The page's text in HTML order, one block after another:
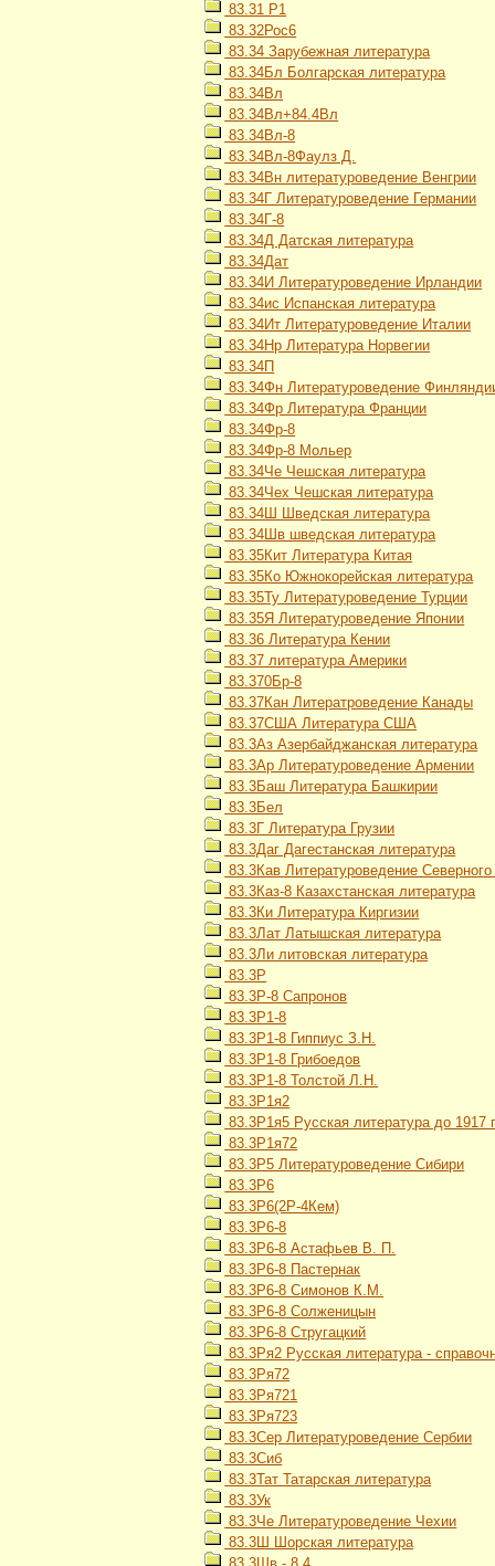
83.31 Р1
83.32Рос6
83.34 Зарубежная литература
83.34Бл Болгарская литература
83.34Вл
83.34Вл+84.4Вл
83.34Вл-8
83.34Вл-8Фаулз Д.
83.34Вн литературоведение Венгрии
83.34Г Литературоведение Германии
83.34Г-8
83.34Д Датская литература
83.34Дат
83.34И Литературоведение Ирландии
83.34ис Испанская литература
83.34Ит Литературоведение Италии
83.34Нр Литература Норвегии
83.34П
83.34Фн Литературоведение
83.34Фр Литература Франции
83.34Фр-8
83.34Фр-8 Мольер
83.34Че Чешская литература
83.34Чех Чешская литература
83.34Ш Шведская литература
83.34Шв шведская литература
83.35Кит Литература Китая
83.35Ко Южнокорейская литература
83.35Ту Литературоведение Турции
83.35Я Литературоведение Японии
83.36 Литература Кении
83.37 литература Америки
83.370Бр-8
83.37Кан Литератроведение Канады
83.37США Литература США
83.3Аз Азербайджанская литература
83.3Ар Литературоведение Армении
83.3Баш Литература Башкирии
83.3Бел
83.3Г Литература Грузии
83.3Даг Дагестанская литература
83.3Кав Литературоведение Северного
83.3Каз-8 Казахстанская литература
83.3Ки Литература Киргизии
83.3Лат Латышская литература
83.3Ли литовская литература
83.3Р
83.3Р-8 Сапронов
83.3Р1-8
83.3Р1-8 Гиппиус З.Н.
83.3Р1-8 Грибоедов
83.3Р1-8 Толстой Л.Н.
83.3Р1я2
83.3Р1я5 Русская литература до
83.3Р1я72
83.3Р5 Литературоведение Сибири
83.3Р6
83.3Р6(2Р-4Кем)
83.3Р6-8
83.3Р6-8 Астафьев В. П.
83.3Р6-8 Пастернак
83.3Р6-8 Симонов К.М.
83.3Р6-8 Солженицын
83.3Р6-8 Стругацкий
83.3Ря2 Русская литература -
83.3Ря72
83.3Ря721
83.3Ря723
83.3Сер Литературоведение Сербии
83.3Сиб
83.3Тат Татарская литература
83.3Ук
83.3Че Литературоведение Чехии
83.3Ш Шорская литература